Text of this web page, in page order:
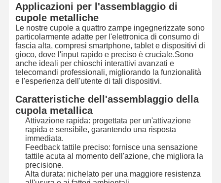
Casa.
Applicazioni per l'assemblaggio di
cupole metalliche
Le nostre cupole a quattro zampe ingegnerizzate sono
particolarmente adatte per l'elettronica di consumo di
fascia alta, compresi smartphone, tablet e dispositivi di
gioco, dove l'input rapido e preciso è cruciale.Sono
anche ideali per chioschi interattivi avanzati e
telecomandi professionali, migliorando la funzionalità
e l'esperienza dell'utente di tali dispositivi.
Caratteristiche dell'assemblaggio della
cupola metallica
Attivazione rapida: progettata per un'attivazione
rapida e sensibile, garantendo una risposta
immediata.
Feedback tattile preciso: fornisce una sensazione
tattile acuta al momento dell'azione, che migliora la
precisione.
Alta durata: nichelato per una maggiore resistenza